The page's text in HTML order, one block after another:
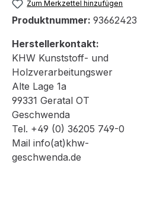
Zum Merkzettel hinzufügen
Produktnummer: 93662423
Herstellerkontakt:
KHW Kunststoff- und
Holzverarbeitungswer
Alte Lage 1a
99331 Geratal OT
Geschwenda
Tel. +49 (0) 36205 749-0
Mail info(at)khw-
geschwenda.de